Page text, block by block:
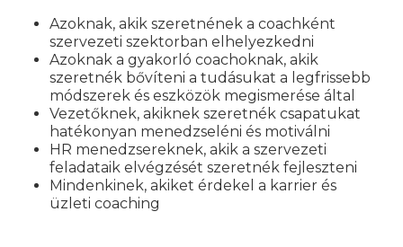
Azoknak, akik szeretnének a coachként
szervezeti szektorban elhelyezkedni
Azoknak a gyakorló coachoknak, akik
szeretnék bővíteni a tudásukat a legfrissebb
módszerek és eszközök megismerése által
Vezetőknek, akiknek szeretnék csapatukat
hatékonyan menedzseléni és motiválni
HR menedzsereknek, akik a szervezeti
feladataik elvégzését szeretnék fejleszteni
Mindenkinek, akiket érdekel a karrier és
üzleti coaching